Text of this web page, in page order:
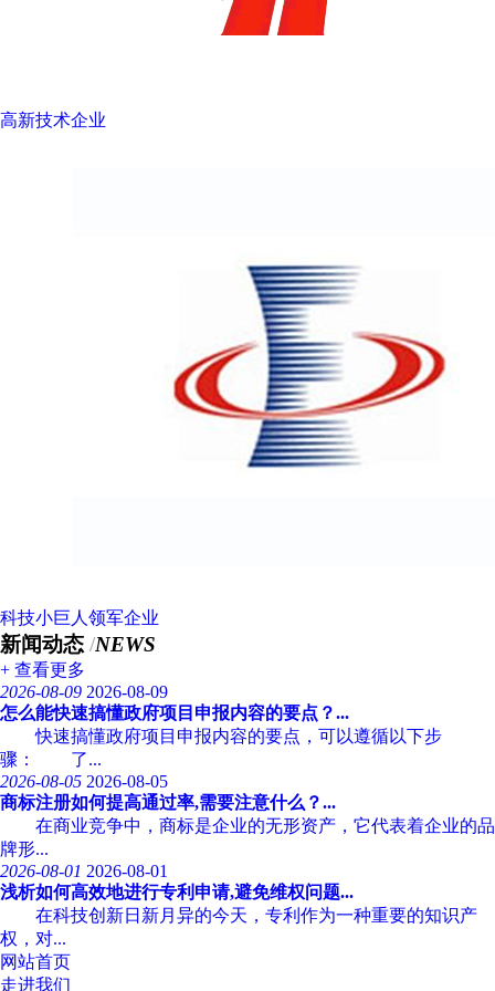
高新技术企业
科技小巨人领军企业
新闻动态 /NEWS
+ 查看更多
2026-08-09 2026-08-09
怎么能快速搞懂政府项目申报内容的要点？...
快速搞懂政府项目申报内容的要点，可以遵循以下步
骤： 了...
2026-08-05 2026-08-05
商标注册如何提高通过率,需要注意什么？...
在商业竞争中，商标是企业的无形资产，它代表着企业的品
牌形...
2026-08-01 2026-08-01
浅析如何高效地进行专利申请,避免维权问题...
在科技创新日新月异的今天，专利作为一种重要的知识产
权，对...
网站首页
走进我们